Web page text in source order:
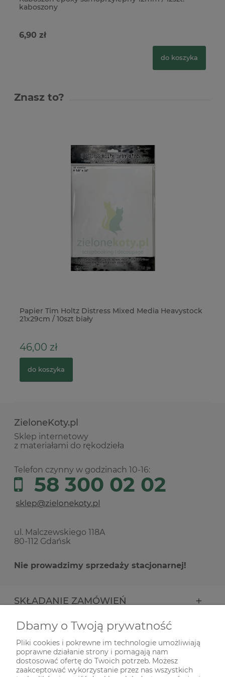
kaboszony
6,90 zł
do koszyka
Znasz to?
Papier Tim Holtz Distress Mixed Media Heavystock
21x29cm / 10szt biały
46,00 zł
do koszyka
ZieloneKoty.pl
Sklep internetowy
z materiałami do rękodzieła
Telefon czynny w godzinach 10-16:
58 300 02 02
ul. Malczewskiego 118A
80-112 Gdańsk
Nie prowadzimy sprzedaży stacjonarnej!
SKŁADANIE ZAMÓWIEŃ
INFORMACJE
ODWIEDŹ NAS NA
Dbamy o Twoją prywatność
Pliki cookies i pokrewne im technologie umożliwiają
poprawne działanie strony i pomagają nam
dostosować ofertę do Twoich potrzeb. Możesz
zaakceptować wykorzystanie przez nas wszystkich